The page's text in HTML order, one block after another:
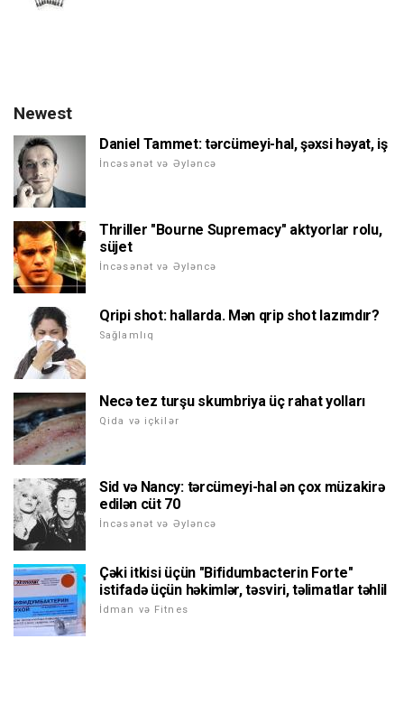
Newest
Daniel Tammet: tərcümeyi-hal, şəxsi həyat, iş
İncəsənət və Əyləncə
Thriller "Bourne Supremacy" aktyorlar rolu,
süjet
İncəsənət və Əyləncə
Qripi shot: hallarda. Mən qrip shot lazımdır?
Sağlamlıq
Necə tez turşu skumbriya üç rahat yolları
Qida və içkilər
Sid və Nancy: tərcümeyi-hal ən çox müzakirə
edilən cüt 70
İncəsənət və Əyləncə
Çəki itkisi üçün "Bifidumbacterin Forte"
istifadə üçün həkimlər, təsviri, təlimatlar təhlil
İdman və Fitnes